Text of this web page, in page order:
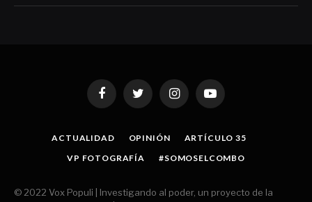
FacebookTwitter InstagramYouTube
ACTUALIDAD OPINIÓN
ARTÍCULO 35
VP FOTOGRAFÍA
#SOMOSELCOMBO
© 2022 Vox Populi | Investigando al poder, un proyecto de la